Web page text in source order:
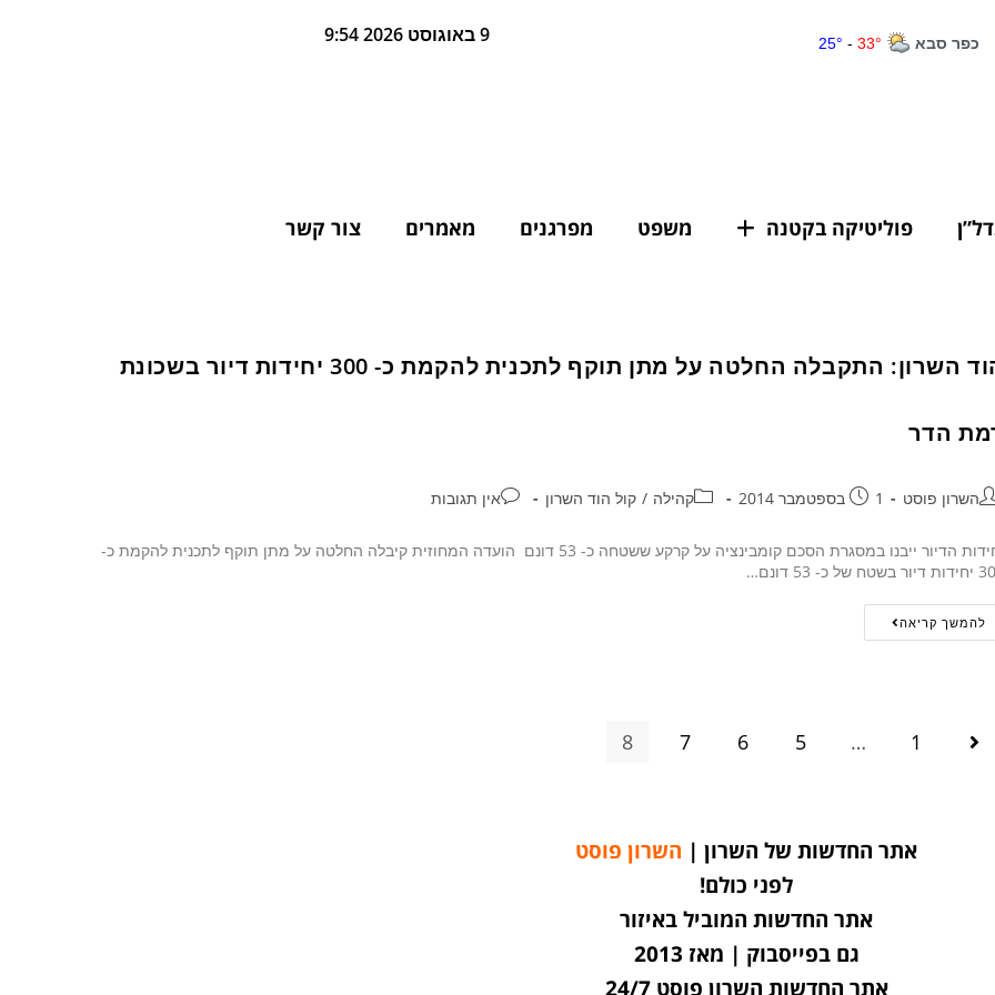
9 באוגוסט 2026 9:54
פוליטיקה בקטנה משפט מפרגנים מאמרים צור קשר
הוד השרון: התקבלה החלטה על מתן תוקף לתכנית להקמת כ- 300 יחידות דיור בשכונת
הדר
השרון פוסט 1 בספטמבר 2014 קהילה / קול הוד השרון אין תגובות
יחידות הדיור ייבנו במסגרת הסכם קומבינציה על קרקע ששטחה כ- 53 דונם הועדה המחוזית קיבלה החלטה על מתן תוקף לתכנית להקמת כ-
של כ- 53 דונם…
להמשך קריאה
1
…
5
6
7
8
אתר החדשות של השרון | השרון פוסט
לפני כולם!
אתר החדשות המוביל באיזור
גם בפייסבוק | מאז 2013
אתר החדשות השרון פוסט 24/7